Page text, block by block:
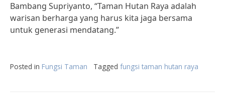
Bambang Supriyanto, “Taman Hutan Raya adalah
warisan berharga yang harus kita jaga bersama
untuk generasi mendatang.”
Posted in Fungsi Taman Tagged fungsi taman hutan raya